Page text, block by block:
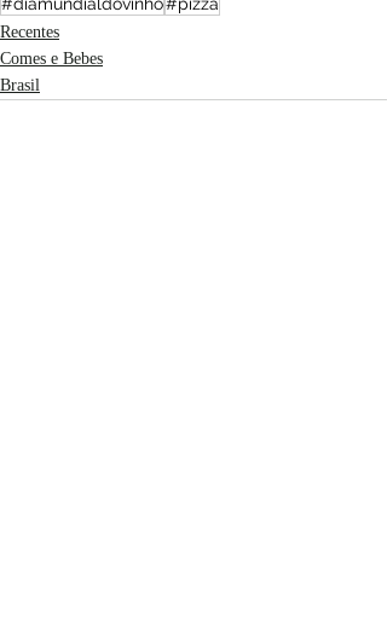
#diamundialdovinho#pizza
Recentes
Comes e Bebes
Brasil